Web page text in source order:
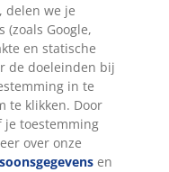
delen we je
Google,
en statische
de doeleinden bij
in te
te klikken. Door
je toestemming
over onze
en